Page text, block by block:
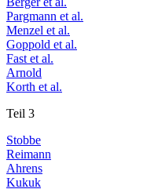
Pargmann et al.
Menzel et al.
Goppold et al.
Fast et al.
Arnold
Korth et al.
Teil 3
Stobbe
Reimann
Ahrens
Kukuk